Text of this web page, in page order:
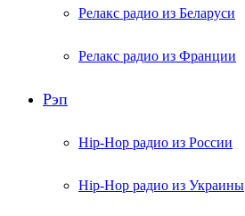
Релакс радио из Беларуси
Релакс радио из Франции
Рэп
Hip-Hop радио из России
Hip-Hop радио из Украины